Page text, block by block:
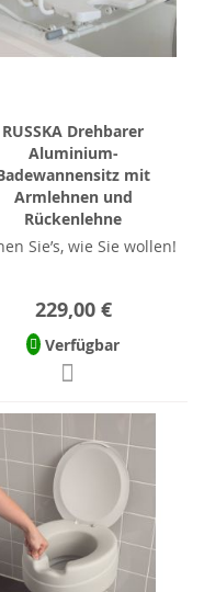
RUSSKA Drehbarer
Aluminium-
mit
Armlehnen und
Rückenlehne
Sie’s, wie Sie wollen!
229,00 €
Verfügbar